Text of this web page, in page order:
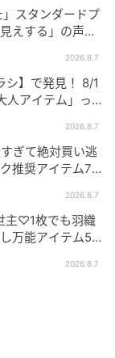
り直して離れ
記は「席替
」とタイムリ
」スタンダードプ
えする」の声。
2026.8.7
シ】で発見！ 8/1
人アイテム」っ
2026.8.7
ぎて絶対買い逃
推奨アイテム7
2026.8.7
主♡1枚でも羽織
万能アイテム5
2026.8.7